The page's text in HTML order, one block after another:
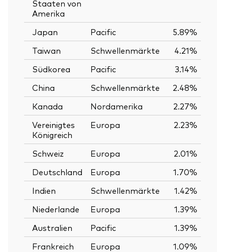
Staaten von
Amerika
Japan
Pacific
5.89%
Taiwan
Schwellenmärkte
4.21%
Südkorea
Pacific
3.14%
China
Schwellenmärkte
2.48%
Kanada
Nordamerika
2.27%
Vereinigtes
Königreich
Europa 2.23%
Schweiz Europa
2.01%
Deutschland
Europa
1.70%
Indien
Schwellenmärkte
1.42%
Niederlande
Europa
1.39%
Australien
Pacific
1.39%
Frankreich
Europa
1.09%